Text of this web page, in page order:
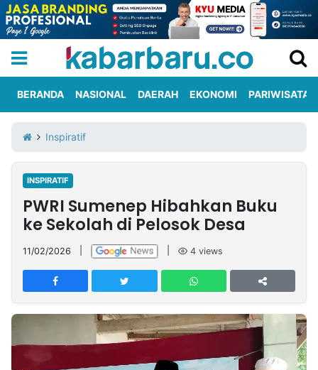
Iklan
Berita
Kami
Nasional
International
Olahraga
Entertainment
Daerah
Pariwisata
Kuliner
Kolom
Network
PT
TREETAN
MULTIMEDIA
INDONESIA
BERANDA NASIONAL DAERAH EKONOMI PARIWISATA
Inspiratif
INSPIRATIF
PWRI Sumenep Hibahkan Buku
ke Sekolah di Pelosok Desa
11/02/2026 4 views